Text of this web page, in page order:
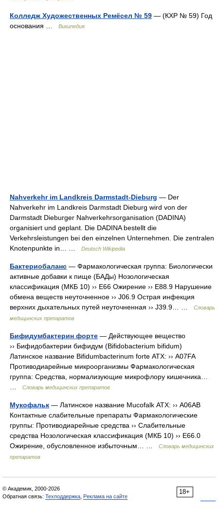
Колледж Художественных Ремёсел № 59 — (КХР № 59) Год
основания …
Википедия
Nahverkehr im Landkreis Darmstadt-Dieburg — Der
Nahverkehr im Landkreis Darmstadt Dieburg wird von der
Darmstadt Dieburger Nahverkehrsorganisation (DADINA)
organisiert und geplant. Die DADINA bestellt die
Verkehrsleistungen bei den einzelnen Unternehmen. Die zentralen
Knotenpunkte in… …
Deutsch Wikipedia
Бактериобаланс — Фармакологическая группа: Биологически
активные добавки к пище (БАДы) Нозологическая
классификация (МКБ 10) ›› E66 Ожирение ›› E88.9 Нарушение
обмена веществ неуточненное ›› J06.9 Острая инфекция
верхних дыхательных путей неуточненная ›› J39.9… …
Словарь
медицинских препаратов
Бифидумбактерин форте — Действующее вещество
›› Бифидобактерии бифидум (Bifidobacterium bifidum)
Латинское название Bifidumbacterinum forte АТХ: ›› A07FA
Противодиарейные микроорганизмы Фармакологическая
группа: Средства, нормализующие микрофлору кишечника…
Словарь медицинских препаратов
Мукофальк — Латинское название Mucofalk АТХ: ›› A06AB
Контактные слабительные препараты Фармакологические
группы: Противодиарейные средства ›› Слабительные
средства Нозологическая классификация (МКБ 10) ›› E66.0
Ожирение, обусловленное избыточным… …
Словарь медицинских
препаратов
18+
© Академик, 2000-2026
Обратная связь: Техподдержка Реклама на сайте